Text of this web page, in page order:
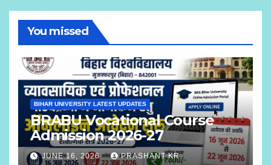
You missed
BIHAR UNIVERSITY LATEST UPDATES
BRABU Vocational Course
Admission 2026-27
JUNE 16, 2026 PRASHANT KR